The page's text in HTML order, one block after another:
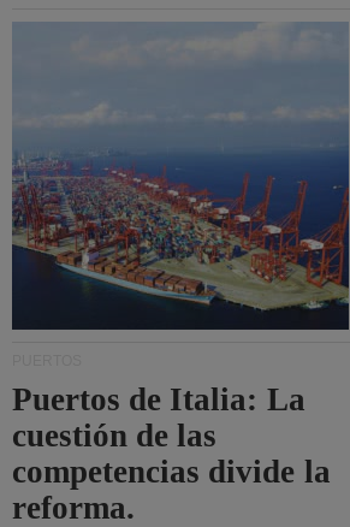
Puertos de Italia: La
cuestión de las
competencias divide la
reforma.